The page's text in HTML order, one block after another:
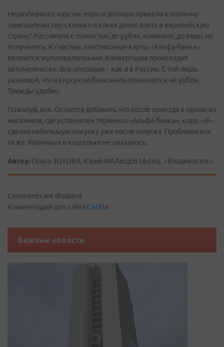
Неразбериха с курсом евро и доллара привела к полному
замешательству: сколько и каких денег взять в европейскую
страну? Рассчитать с точностью до рубля, извините, до евро, не
получилось. К счастью, пластиковые карты «Альфа-банка»
являются мультивалютными. Конвертация происходит
автоматически. Все операции - как и в России. С той лишь
разницей, что из прорези банкомата появляются не рубли.
Трижды удобно.
Пожалуй, все. Остается добавить, что после приезда в одном из
магазинов, где установлен терминал «Альфа-банка», корр. «В»
сделал небольшую покупку уже после отпуска. Проблема все
та же. Наличных в кошельке не оказалось.
Автор: Ольга ЗОТОВА, Юрий МАЛЬЦЕВ (фото), «Владивосток»
Comments are disabled
Комментарии для сайта Cackle
Важные новости